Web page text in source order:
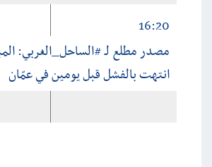
16:20
مصدر مطلع لـ #الساحل_الغربي:
انتهت بالفشل قبل يومين في عمّان